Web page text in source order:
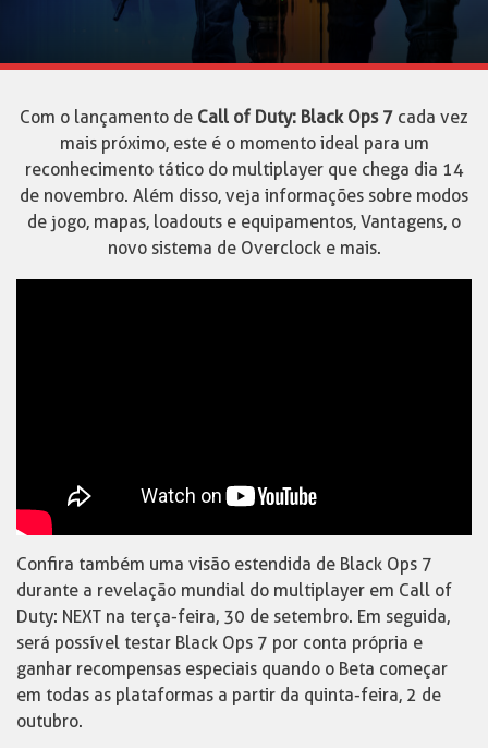
Com o lançamento de Call of Duty: Black Ops 7 cada vez
mais próximo, este é o momento ideal para um
reconhecimento tático do multiplayer que chega dia 14
de novembro. Além disso, veja informações sobre modos
de jogo, mapas, loadouts e equipamentos, Vantagens, o
novo sistema de Overclock e mais.
Confira também uma visão estendida de Black Ops 7
durante a revelação mundial do multiplayer em Call of
Duty: NEXT na terça-feira, 30 de setembro. Em seguida,
será possível testar Black Ops 7 por conta própria e
ganhar recompensas especiais quando o Beta começar
em todas as plataformas a partir da quinta-feira, 2 de
outubro.